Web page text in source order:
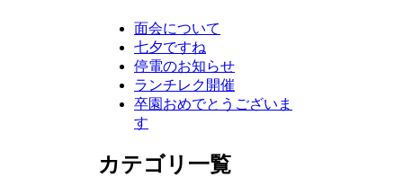
面会について
七夕ですね
停電のお知らせ
ランチレク開催
卒園おめでとうございま
す
カテゴリ一覧